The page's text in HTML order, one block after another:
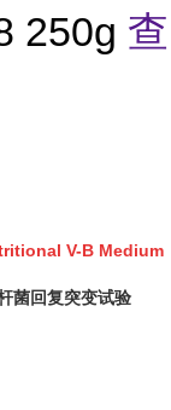
250g 查
V-B Medium
菌回复突变试验